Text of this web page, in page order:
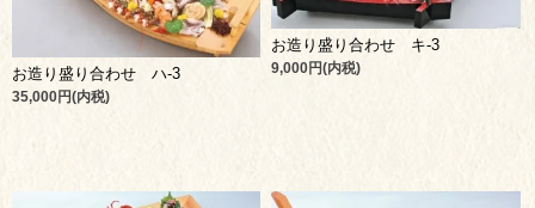
お造り盛り合わせ ハ-3
35,000円(内税)
お造り盛り合わせ キ-3
9,000円(内税)